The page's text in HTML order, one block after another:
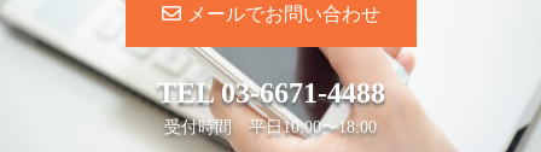
メールでお問い合わせ
TEL03-6671-4488
受付時間 平日10:00〜18:00